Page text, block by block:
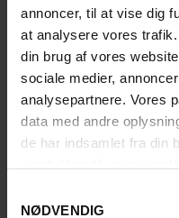
annoncer, til at vise dig
at analysere vores
din brug af vores
sociale medier,
analysepartnere. Vores
data med andre
de har indsamlet fra din
NØDVENDIG
For mange år